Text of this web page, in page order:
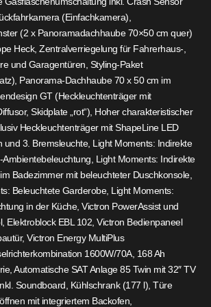
(Einfachkamera),
(2 x Panoramadachhaube 70×50 cm quer)
Heck, Zentralverriegelung für Fahrerhaus-,
und Garagentüren, Styling-Paket
Panorama-Dachhaube 70 x 50 cm im
GT (Heckleuchtenträger mit
Skidplate „rot“), Hoher charakteristischer
Heckleuchtenträger mit ShapeLine LED
und 3. Bremsleuchte, Light Moments: Indirekte
Ambientebeleuchtung, Light Moments: Indirekte
Badezimmer mit beleuchteter Duschkonsole,
Beleuchtete Garderobe, Light Moments:
in der Küche, Victron PowerAssist und
Elektroblock EBL 102, Victron Bedienpaneel
Victron Energy MultiPlus
1600W/70A, 168 Ah
Automatische SAT Anlage 85 Twin mit 32″ TV
Soundboard, Kühlschrank (177 l), Türe
mit integriertem Backofen,